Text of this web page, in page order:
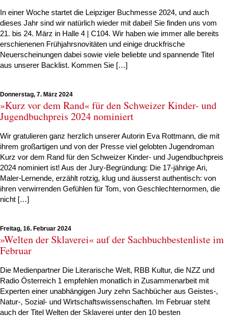
In einer Woche startet die Leipziger Buchmesse 2024, und auch
dieses Jahr sind wir natürlich wieder mit dabei! Sie finden uns vom
21. bis 24. März in Halle 4 | C104. Wir haben wie immer alle bereits
erschienenen Frühjahrsnovitäten und einige druckfrische
Neuerscheinungen dabei sowie viele beliebte und spannende Titel
aus unserer Backlist. Kommen Sie […]
Donnerstag, 7. März 2024
»Kurz vor dem Rand« für den Schweizer Kinder- und
Jugendbuchpreis 2024 nominiert
Wir gratulieren ganz herzlich unserer Autorin Eva Rottmann, die mit
ihrem großartigen und von der Presse viel gelobten Jugendroman
Kurz vor dem Rand für den Schweizer Kinder- und Jugendbuchpreis
2024 nominiert ist! Aus der Jury-Begründung: Die 17-jährige Ari,
Maler-Lernende, erzählt rotzig, klug und äusserst authentisch: von
ihren verwirrenden Gefühlen für Tom, von Geschlechternormen, die
nicht […]
Freitag, 16. Februar 2024
»Welten der Sklaverei« auf der Sachbuchbestenliste im
Februar
Die Medienpartner Die Literarische Welt, RBB Kultur, die NZZ und
Radio Österreich 1 empfehlen monatlich in Zusammenarbeit mit
Experten einer unabhängigen Jury zehn Sachbücher aus Geistes-,
Natur-, Sozial- und Wirtschaftswissenschaften. Im Februar steht
auch der Titel Welten der Sklaverei unter den 10 besten